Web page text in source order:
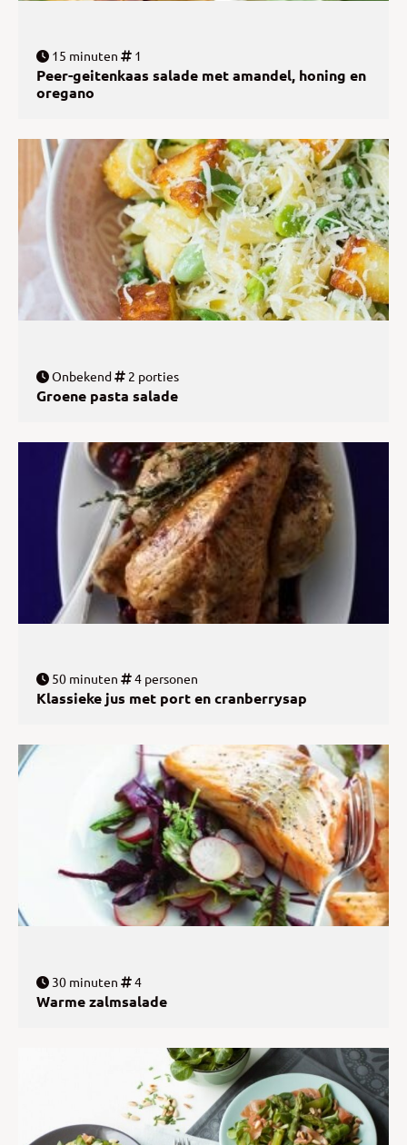
15 minuten 1
Peer-geitenkaas salade met amandel, honing en
oregano
Onbekend 2 porties
Groene pasta salade
50 minuten 4 personen
Klassieke jus met port en cranberrysap
30 minuten 4
Warme zalmsalade